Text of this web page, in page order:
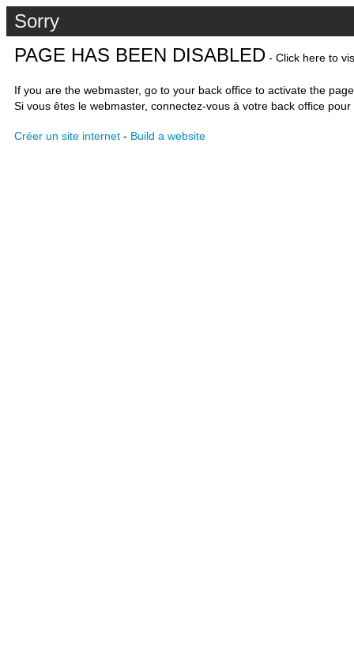
Sorry
PAGE HAS BEEN DISABLED - Click here to
If you are the webmaster, go to your back office to activate the
Si vous êtes le webmaster, connectez-vous à votre back office
Créer un site internet - Build a website